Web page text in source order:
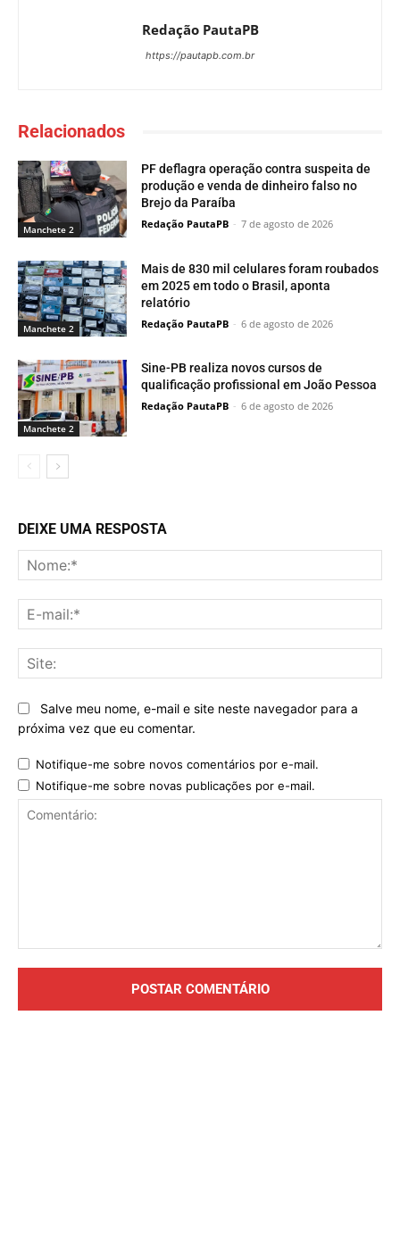
Redação PautaPB
https://pautapb.com.br
Relacionados
Manchete 2
PF deflagra operação contra suspeita de
produção e venda de dinheiro falso no
Brejo da Paraíba
Redação PautaPB - 7 de agosto de 2026
Manchete 2
Mais de 830 mil celulares foram roubados
em 2025 em todo o Brasil, aponta
relatório
Redação PautaPB - 6 de agosto de 2026
Manchete 2
Sine-PB realiza novos cursos de
qualificação profissional em João Pessoa
Redação PautaPB - 6 de agosto de 2026
DEIXE UMA RESPOSTA
Salve meu nome, e-mail e site neste navegador para a
próxima vez que eu comentar.
Notifique-me sobre novos comentários por e-mail.
Notifique-me sobre novas publicações por e-mail.